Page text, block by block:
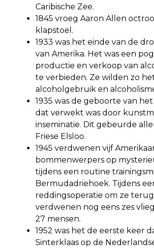
Caribische Zee.
1845 vroeg Aaron Allen
klapstoel.
1933 was het einde van de
van Amerika. Het was een
productie en verkoop van
te verbieden. Ze wilden zo
alcoholgebruik en
1935 was de geboorte van
dat verwekt was door
inseminatie. Dit gebeurde
Friese Elsloo.
1945 verdwenen vijf
bommenwerpers op
tijdens een routine
Bermudadriehoek. Tijdens
reddingsoperatie om ze
verdwenen nog eens zes
27 mensen.
1952 was het de eerste keer
Sinterklaas op de